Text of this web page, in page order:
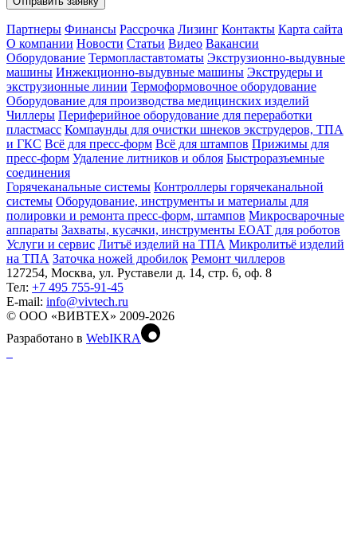
Партнеры Финансы Рассрочка Лизинг Контакты Карта сайта
О компании Новости Статьи Видео Вакансии
Оборудование Термопластавтоматы Экструзионно-выдувные
машины Инжекционно-выдувные машины Экструдеры и
экструзионные линии Термоформовочное оборудование
Оборудование для производства медицинских изделий
Чиллеры Периферийное оборудование для переработки
пластмасс Компаунды для очистки шнеков экструдеров, ТПА
и ГКС Всё для пресс-форм Всё для штампов Прижимы для
пресс-форм Удаление литников и облоя Быстроразъемные
соединения
Горячеканальные системы Контроллеры горячеканальной
системы Оборудование, инструменты и материалы для
полировки и ремонта пресс-форм, штампов Микросварочные
аппараты Захваты, кусачки, инструменты EOAT для роботов
Услуги и сервис Литъё изделий на ТПА Микролитьё изделий
на ТПА Заточка ножей дробилок Ремонт чиллеров
127254, Москва, ул. Руставели д. 14, стр. 6, оф. 8
Тел: +7 495 755-91-45
Е-mail: info@vivtech.ru
© ООО «ВИВТЕХ» 2009-2026
Разработано в WebIKRA